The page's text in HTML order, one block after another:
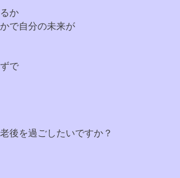
か
で自分の未来が
で
後を過ごしたいですか？